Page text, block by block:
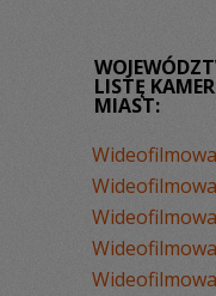
LISTĘ
MIAST: